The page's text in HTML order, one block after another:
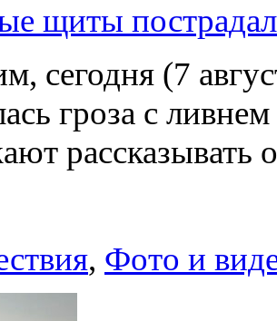
щиты
сегодня (7
гроза с
рассказывать
, Фото и